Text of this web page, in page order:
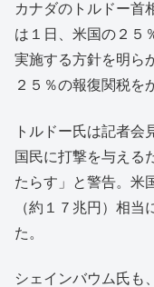
カナダのトルドー首
は１日、米国の２５
実施する方針を明ら
２５％の報復関税を
トルドー氏は記者会
国民に打撃を与える
たらす」と警告。米
（約１７兆円）相
た。
シェインバウム氏も